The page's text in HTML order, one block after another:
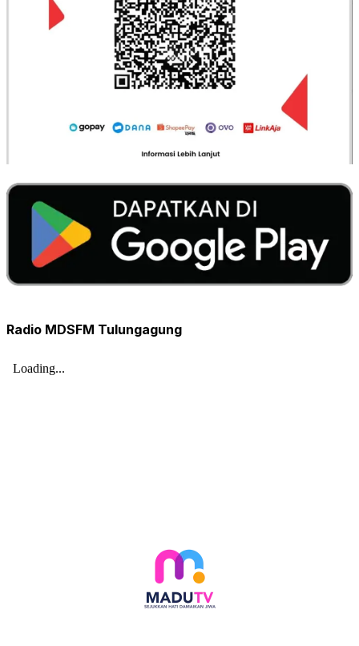
Radio MDSFM Tulungagung